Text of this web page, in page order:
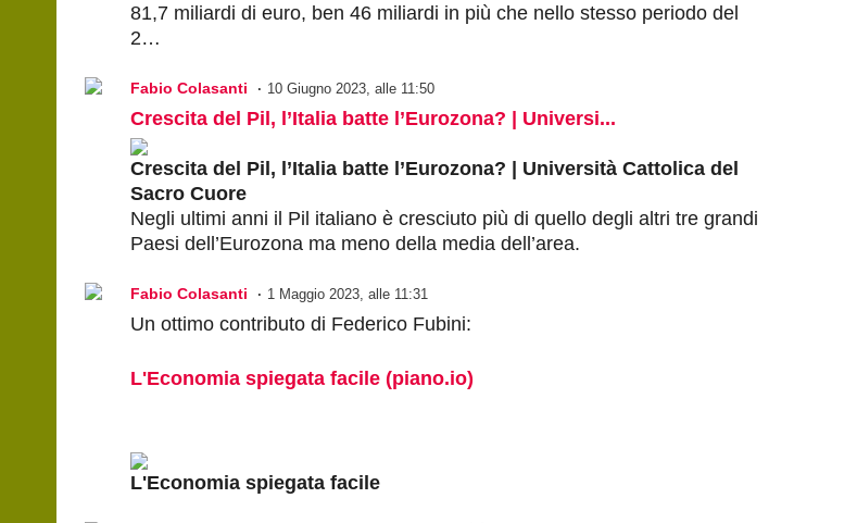
81,7 miliardi di euro, ben 46 miliardi in più che nello stesso periodo del
2…
Fabio Colasanti 10 Giugno 2023, alle 11:50
Crescita del Pil, l’Italia batte l’Eurozona? | Universi...
Crescita del Pil, l’Italia batte l’Eurozona? | Università Cattolica del
Sacro Cuore
Negli ultimi anni il Pil italiano è cresciuto più di quello degli altri tre grandi
Paesi dell’Eurozona ma meno della media dell’area.
Fabio Colasanti 1 Maggio 2023, alle 11:31
Un ottimo contributo di Federico Fubini:
L'Economia spiegata facile (piano.io)
L'Economia spiegata facile